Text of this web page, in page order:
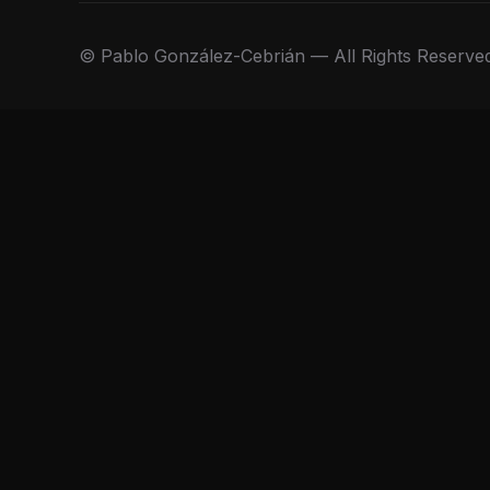
© Pablo González-Cebrián — All Rights